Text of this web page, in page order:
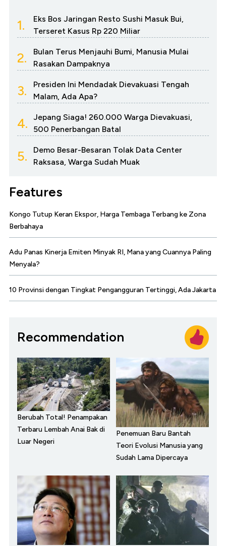
1.
Eks Bos Jaringan Resto Sushi Masuk Bui,
Terseret Kasus Rp 220 Miliar
2.
Bulan Terus Menjauhi Bumi, Manusia Mulai
Rasakan Dampaknya
3.
Presiden Ini Mendadak Dievakuasi Tengah
Malam, Ada Apa?
4.
Jepang Siaga! 260.000 Warga Dievakuasi,
500 Penerbangan Batal
5.
Demo Besar-Besaran Tolak Data Center
Raksasa, Warga Sudah Muak
Features
Kongo Tutup Keran Ekspor, Harga Tembaga Terbang ke Zona
Berbahaya
Adu Panas Kinerja Emiten Minyak RI, Mana yang Cuannya Paling
Menyala?
10 Provinsi dengan Tingkat Pengangguran Tertinggi, Ada Jakarta
Recommendation
Berubah Total! Penampakan
Terbaru Lembah Anai Bak di
Luar Negeri
Penemuan Baru Bantah
Teori Evolusi Manusia yang
Sudah Lama Dipercaya